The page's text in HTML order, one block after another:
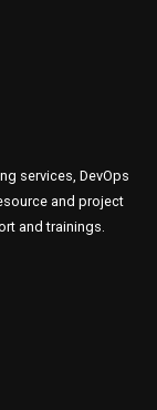
services, DevOps
and project
and trainings.